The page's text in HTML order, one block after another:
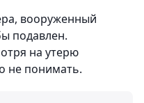
вооруженный
подавлен.
на утерю
не понимать.